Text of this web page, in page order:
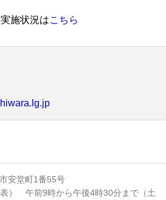
施状況はこちら
安堂町1番55号
） 午前9時から午後4時30分まで（土